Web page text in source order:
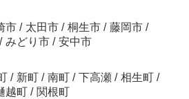
市 / 太田市 / 桐生市 / 藤岡市 /
/ みどり市 / 安中市
/ 新町 / 南町 / 下高瀬 / 相生町 /
越町 / 関根町